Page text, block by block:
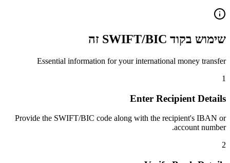
שימוש בקוד SWIFT/BIC זה
Essential information for your international money transfer
1
Enter Recipient Details
Provide the SWIFT/BIC code along with the recipient's IBAN or
account number.
2